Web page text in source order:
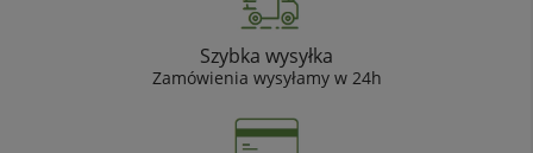
Szybka wysyłka
Zamówienia wysyłamy w 24h